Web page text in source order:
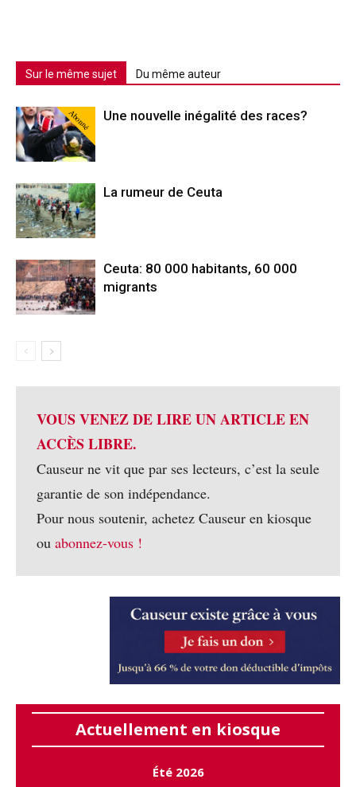
Sur le même sujet Du même auteur
Abonné Une nouvelle inégalité des races?
La rumeur de Ceuta
Ceuta: 80 000 habitants, 60 000
migrants
VOUS VENEZ DE LIRE UN ARTICLE EN
ACCÈS LIBRE.
Causeur ne vit que par ses lecteurs, c’est la seule
garantie de son indépendance.
Pour nous soutenir, achetez Causeur en kiosque
ou abonnez-vous !
Actuellement en kiosque
Été 2026